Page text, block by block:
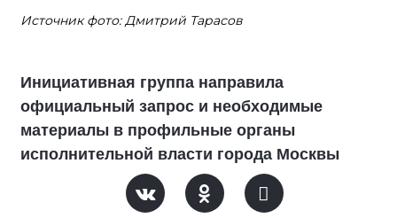
Источник фото: Дмитрий Тарасов
Инициативная группа направила
официальный запрос и необходимые
материалы в профильные органы
исполнительной власти города Москвы